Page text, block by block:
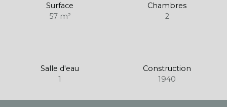
Surface
57 m²
Chambres
2
Salle d'eau
1
Construction
1940